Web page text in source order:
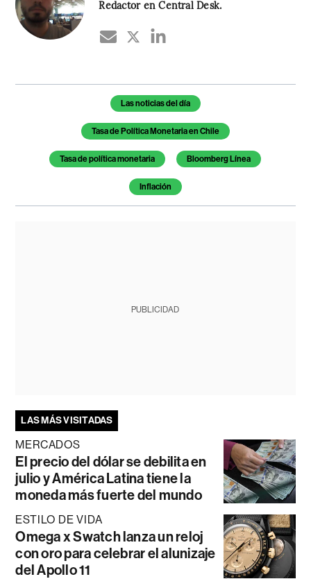
Redactor en Central Desk.
Temas de este artículoLas noticias del día
Tasa de Política Monetaria en Chile
Tasa de política monetaria Bloomberg Línea
Inflación
PUBLICIDAD
LAS MÁS VISITADAS
MERCADOS
El precio del dólar se debilita en
julio y América Latina tiene la
moneda más fuerte del mundo
ESTILO DE VIDA
Omega x Swatch lanza un reloj
con oro para celebrar el alunizaje
del Apollo 11